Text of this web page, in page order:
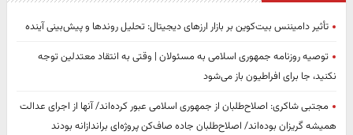
تأثیر دامیننس بیت‌کوین بر بازار ارزهای دیجیتال: تحلیل روندها و پیش‌بینی آینده
توصیه روزنامه جمهوری اسلامی به مسئولان | وقتی به انتقاد معتدلین توجه
نکنید، جا برای افراطیون باز می‌شود
مجتبی شاکری: اصلاح‌طلبان از جمهوری اسلامی عبور کرده‌اند/ آنها از اجرای عدالت
همیشه گریزان بوده‌اند/ اصلاح‌طلبان جاده صاف‌کن پروژه‌ای براندازانه بودند